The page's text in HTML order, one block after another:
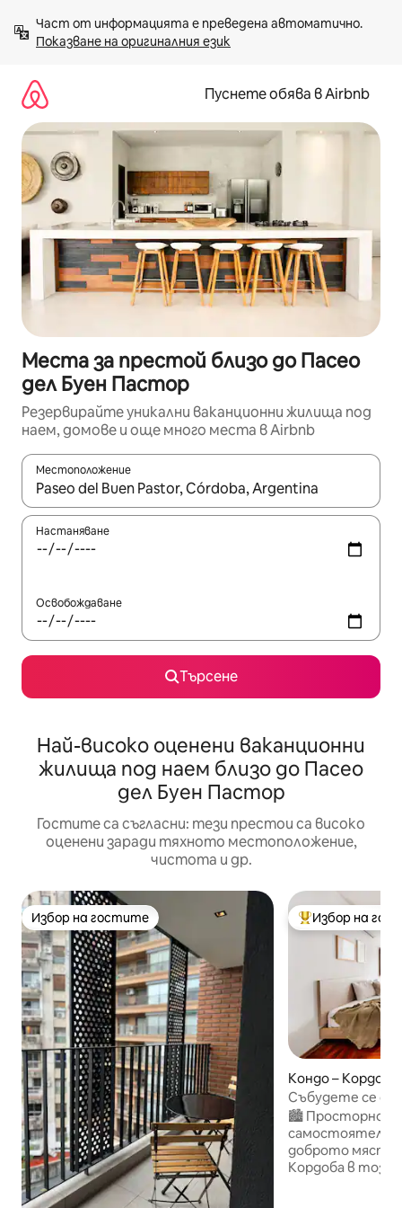
към
съдържанието
Показване на оригиналния език
Пуснете обява в Airbnb
Места за престой близо до Пасео
дел Буен Пастор
Резервирайте уникални ваканционни жилища под
наем, домове и още много места в Airbnb
Местоположение
Когато резултатите се покажат, използвайте
Настаняване
Освобождаване
Търсене
Най-високо оценени ваканционни
жилища под наем близо до Пасео
дел Буен Пастор
Гостите са съгласни: тези престои са високо
оценени заради тяхното местоположение,
чистота и др.
Избор на гостите
Избор на гостите Най-популярен
Избор на
Кондо – Кордоба
Събудете се с
пространство в
🏙️ Просторно
самостоятелна
доброто място
Кордоба в този